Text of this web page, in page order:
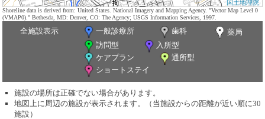
Shoreline data is derived from: United States. National Imagery and Mapping Agency. "Vector Map Level 0
(VMAP0)." Bethesda, MD: Denver, CO: The Agency; USGS Information Services, 1997.
全施設表示 一般診療所 歯科
薬局
訪問型
入所型
ケアプラン
通所型
ショートステイ
施設の場所は正確でない場合があります。
地図上に周辺の施設が表示されます。（当施設からの距離が近い順に30
施設）